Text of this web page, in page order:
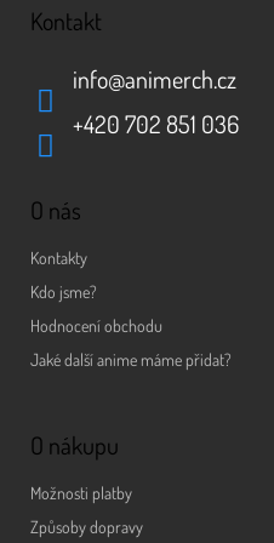
Kontakt
info@animerch.cz
+420 702 851 036
O nás
Kontakty
Kdo jsme?
Hodnocení obchodu
Jaké další anime máme přidat?
O nákupu
Možnosti platby
Způsoby dopravy